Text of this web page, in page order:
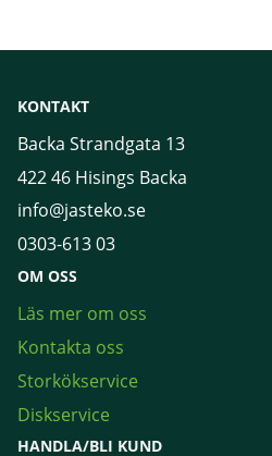
KONTAKT
Backa Strandgata 13
422 46 Hisings Backa
info@jasteko.se
0303-613 03
OM OSS
Läs mer om oss
Kontakta oss
Storkökservice
Diskservice
HANDLA/BLI KUND